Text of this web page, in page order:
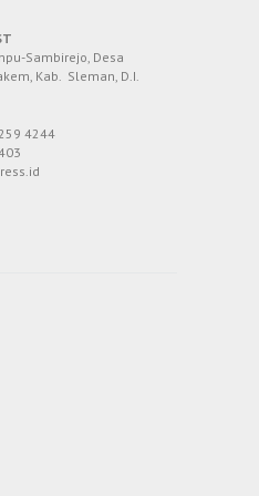
Sambirejo, Desa
Kab. Sleman, D.I.
4244